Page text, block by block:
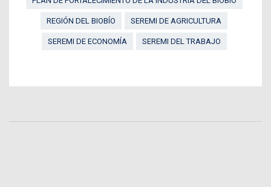
REGIÓN DEL BIOBÍO SEREMI DE AGRICULTURA
SEREMI DE ECONOMÍA SEREMI DEL TRABAJO